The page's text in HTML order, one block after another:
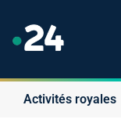
Activités royales